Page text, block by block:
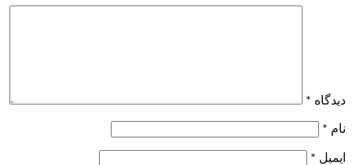
دیدگاه *
نام *
ایمیل *